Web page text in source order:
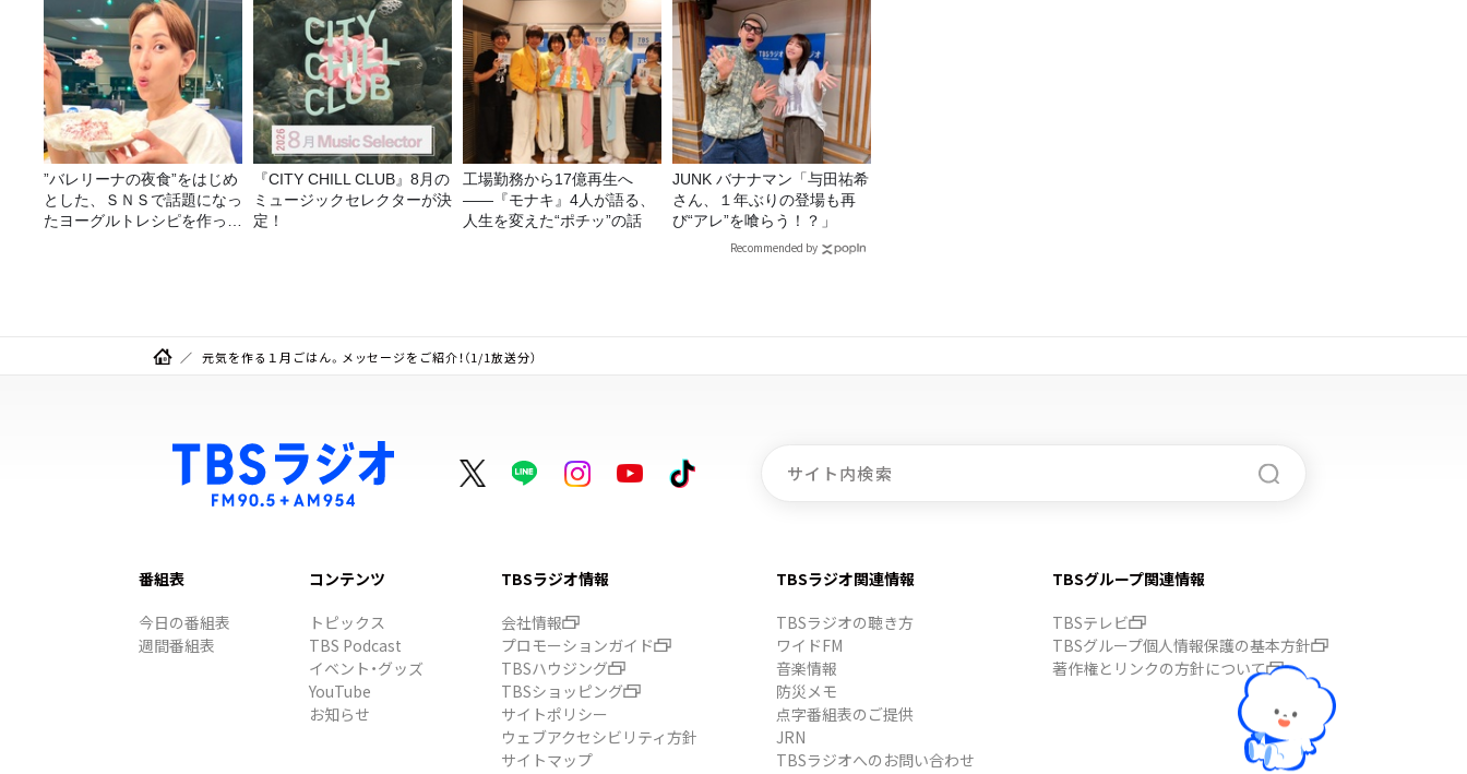
告＞
”バレリーナの夜食”をはじめ
とした、ＳＮＳで話題になっ
たヨーグルトレシピを作って
『CITY CHILL CLUB』8月の
ミュージックセレクターが決
定！
工場勤務から17億再生へ
——『モナキ』4人が語る、
人生を変えた“ポチッ”の話
JUNK バナナマン「与田祐希
さん、１年ぶりの登場も再
び“アレ”を喰らう！？」
Recommended by
元気を作る１月ごはん。メッセージをご紹介！（1/1放送分）
番組表
今日の番組表
週間番組表
コンテンツ
トピックス
TBS Podcast
イベント・グッズ
YouTube
お知らせ
TBSラジオ情報
会社情報
プロモーションガイド
TBSハウジング
TBSショッピング
サイトポリシー
ウェブアクセシビリティ方針
サイトマップ
TBSラジオ関連情報
TBSラジオの聴き方
ワイドFM
音楽情報
防災メモ
点字番組表のご提供
JRN
TBSラジオへのお問い合わせ
TBSグループ関連情報
TBSテレビ
TBSグループ個人情報保護の基本方針
著作権とリンクの方針について